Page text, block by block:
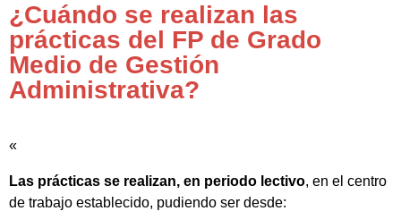
¿Cuándo se realizan las
prácticas del FP de Grado
Medio de Gestión
Administrativa?
«
Las prácticas se realizan, en periodo lectivo, en el centro
de trabajo establecido, pudiendo ser desde: